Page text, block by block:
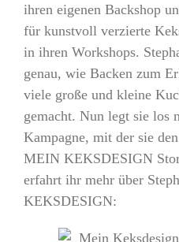
ihren eigenen Backshop
für kunstvoll verzierte
in ihren Workshops.
genau, wie Backen zum
viele große und kleine
gemacht. Nun legt sie
Kampagne, mit der sie
MEIN KEKSDESIGN
erfahrt ihr mehr über
KEKSDESIGN: